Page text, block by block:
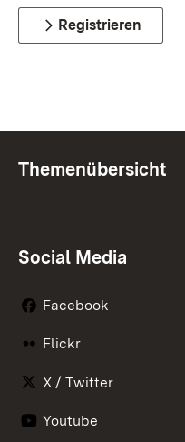
Registrieren
Themenübersicht
Social Media
Facebook
Flickr
X / Twitter
Youtube